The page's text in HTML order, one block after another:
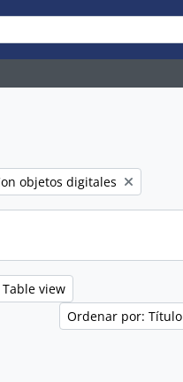
filter:
objetos digitales
Table view
Ordenar por: Título